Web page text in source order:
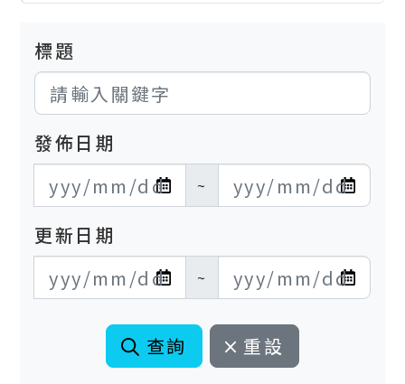
標題
發佈日期
發布日期開始
~
發布日期結束
更新日期
更新日期開始
~
更新日期結束
查詢 重設